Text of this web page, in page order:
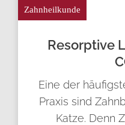
Zahnheilkunde
Resorptive
Eine der
Praxis sind
Katze. Denn